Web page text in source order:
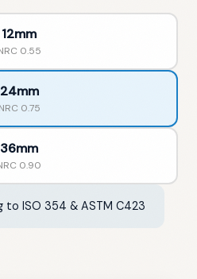
12mm
0.55
24mm
NRC 0.75
36mm
0.90
to ISO 354 & ASTM C423